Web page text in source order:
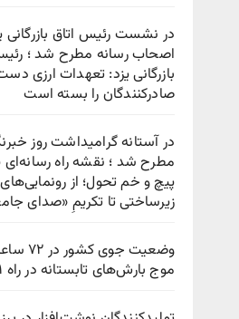
در نشست رئیس اتاق بازرگانی
اصحاب رسانه مطرح شد ؛
بازرگانی یزد: تعهدات ارزی
صادرکنندگان را بسته است
در آستانه گرامیداشت روز
مطرح شد ؛ نقشه راه رسانه‌ای
پیچ‌ و خم تحول؛ از رونمایی‌های
زیرساختی تا تکریمِ «صدای
وضعیت
موج بارش‌های تابستانه در راه ۱۱ استان